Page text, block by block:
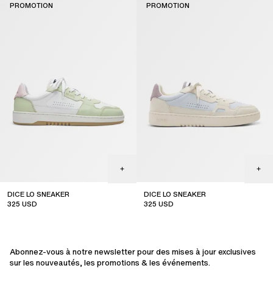
DICE LO SNEAKER
325 USD
PROMOTION
DICE LO SNEAKER
325 USD
PROMOTION
Abonnez-vous à notre newsletter pour des mises à jour exclusives
sur les nouveautés, les promotions & les événements.